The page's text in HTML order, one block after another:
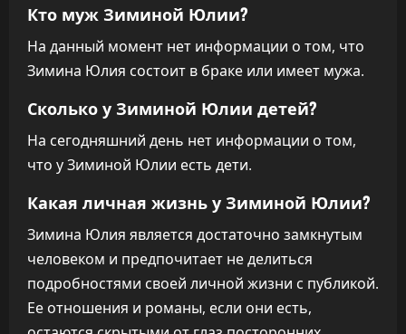
Кто муж Зиминой Юлии?
На данный момент нет информации о том, что
Зимина Юлия состоит в браке или имеет мужа.
Сколько у Зиминой Юлии детей?
На сегодняшний день нет информации о том,
что у Зиминой Юлии есть дети.
Какая личная жизнь у Зиминой Юлии?
Зимина Юлия является достаточно замкнутым
человеком и предпочитает не делиться
подробностями своей личной жизни с публикой.
Ее отношения и романы, если они есть,